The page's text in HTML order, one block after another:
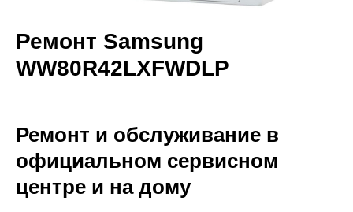
Ремонт Samsung
WW80R42LXFWDLP
Ремонт и обслуживание в
официальном сервисном
центре и на дому